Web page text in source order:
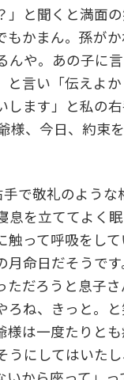
と聞くと満面
もかまん。孫が
や。あの子に
言い「伝えよ
ます」と私の右
今日、約束を
で敬礼のような
を立ててよく
って呼吸をし
命日だそうで
だろうと息子さ
ろね、きっと。
は一度たりと
にしてはいた